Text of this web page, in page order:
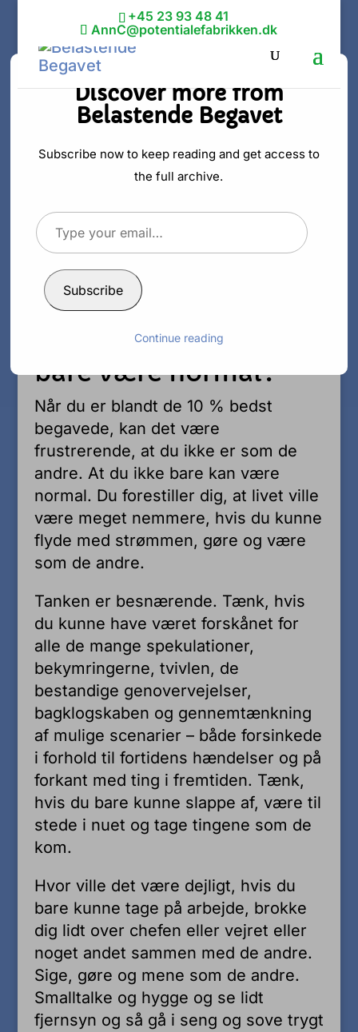
+45 23 93 48 41
AnnC@potentialefabrikken.dk
Det er okay ikke
at være normal
Foto: Ann C. Schødt
Hvorfor kan du ikke
bare være normal?
Når du er blandt de 10 % bedst
begavede, kan det være
frustrerende, at du ikke er som de
andre. At du ikke bare kan være
normal. Du forestiller dig, at livet ville
være meget nemmere, hvis du kunne
flyde med strømmen, gøre og være
som de andre.
Tanken er besnærende. Tænk, hvis
du kunne have været forskånet for
alle de mange spekulationer,
bekymringerne, tvivlen, de
bestandige genovervejelser,
bagklogskaben og gennemtænkning
af mulige scenarier – både forsinkede
i forhold til fortidens hændelser og på
forkant med ting i fremtiden. Tænk,
hvis du bare kunne slappe af, være til
stede i nuet og tage tingene som de
kom.
Hvor ville det være dejligt, hvis du
bare kunne tage på arbejde, brokke
dig lidt over chefen eller vejret eller
noget andet sammen med de andre.
Sige, gøre og mene som de andre.
Smalltalke og hygge og se lidt
fjernsyn og så gå i seng og sove trygt
Discover more from
Belastende Begavet
Subscribe now to keep reading and get access to
the full archive.
Type
your
email…
Subscribe
Continue reading